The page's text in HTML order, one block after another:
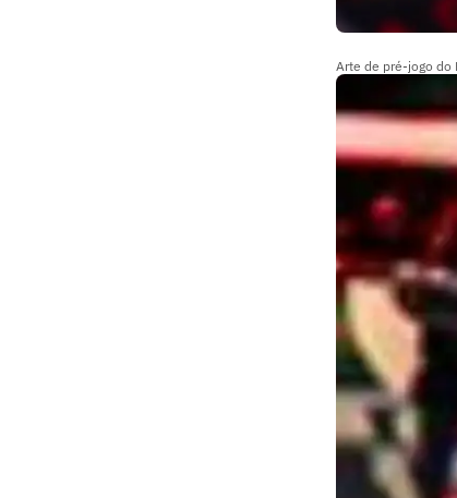
Arte de pré-jogo do